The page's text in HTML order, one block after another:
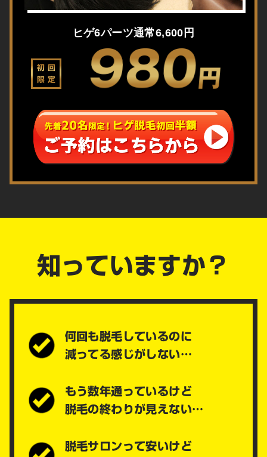
ヒゲ6パーツ通常6,600円
初回
限定
980円
知っていますか？
何回も脱毛しているのに
減ってる感じがしない…
もう数年通っているけど
脱毛の終わりが見えない…
脱毛サロンって安いけど